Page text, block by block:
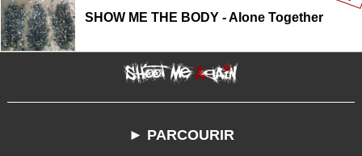
SHOW ME THE BODY - Alone Together
► PARCOURIR